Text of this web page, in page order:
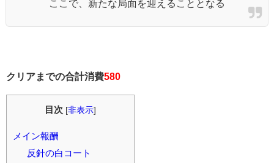
ここで、新たな局面を迎えることとなる
クリアまでの合計消費580
目次 [非表示]
メイン報酬
反針の白コート